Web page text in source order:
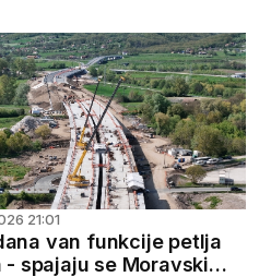
21:01
van funkcije petlja
- spajaju se Moravski